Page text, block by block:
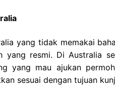
yang tidak memakai
yang resmi. Di Australia
yang mau ajukan
sesuai dengan tujuan